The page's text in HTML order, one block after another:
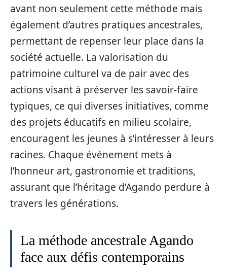
avant non seulement cette méthode mais
également d’autres pratiques ancestrales,
permettant de repenser leur place dans la
société actuelle. La valorisation du
patrimoine culturel va de pair avec des
actions visant à préserver les savoir-faire
typiques, ce qui diverses initiatives, comme
des projets éducatifs en milieu scolaire,
encouragent les jeunes à s’intéresser à leurs
racines. Chaque événement mets à
l’honneur art, gastronomie et traditions,
assurant que l’héritage d’Agando perdure à
travers les générations.
La méthode ancestrale Agando
face aux défis contemporains